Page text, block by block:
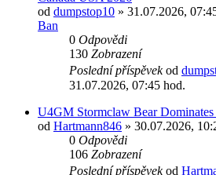
od dumpstop10 » 31.07.2026,
Ban
0 Odpovědi
130 Zobrazení
Poslední příspěvekod
31.07.2026, 07:45 hod.
U4GM Stormclaw Bear
od Hartmann846 » 30.07.2026,
0 Odpovědi
106 Zobrazení
Poslední příspěvekod